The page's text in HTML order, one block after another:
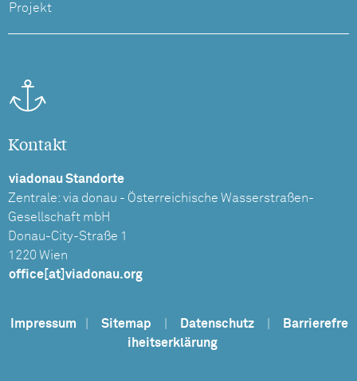
Projekt
Kontakt
viadonau Standorte
Zentrale: via donau - Österreichische Wasserstraßen-
Gesellschaft mbH
Donau-City-Straße 1
1220 Wien
office[at]viadonau.org
Impressum Sitemap Datenschutz
Barrierefre
iheitserklärung